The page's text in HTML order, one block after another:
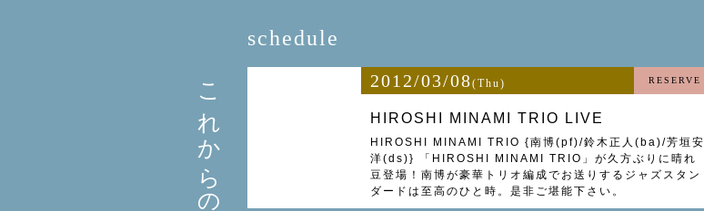
これからの予定
schedule
2012/03/08(Thu) RESERVE
HIROSHI MINAMI TRIO LIVE
HIROSHI MINAMI TRIO {南博(pf)/鈴木正人(ba)/芳垣安
洋(ds)} 「HIROSHI MINAMI TRIO」が久方ぶりに晴れ
豆登場！南博が豪華トリオ編成でお送りするジャズスタン
ダードは至高のひと時。是非ご堪能下さい。